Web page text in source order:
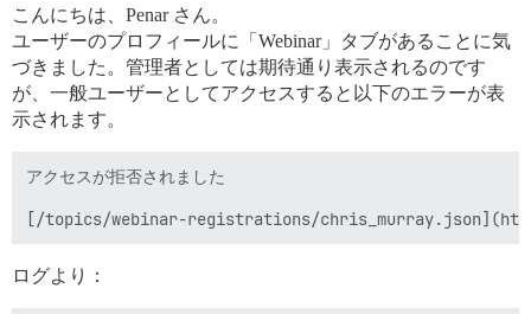
こんにちは、Penar さん。
ユーザーのプロフィールに「Webinar」タブがあることに気
づきました。管理者としては期待通り表示されるのです
が、一般ユーザーとしてアクセスすると以下のエラーが表
示されます。
アクセスが拒否されました
ログより：